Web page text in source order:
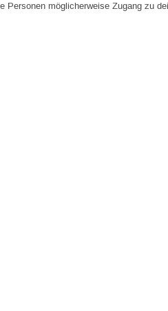
möglicherweise Zugang zu